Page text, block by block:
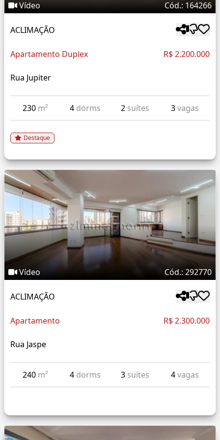
Vídeo Cód.: 164266
ACLIMAÇÃO
Apartamento Duplex R$ 2.200.000
Rua Jupiter
230 m² 4 dorms 2 suítes 3vagas
Destaque
Vídeo Cód.: 292770
ACLIMAÇÃO
Apartamento R$ 2.300.000
Rua Jaspe
240 m² 4 dorms 3 suítes 4vagas